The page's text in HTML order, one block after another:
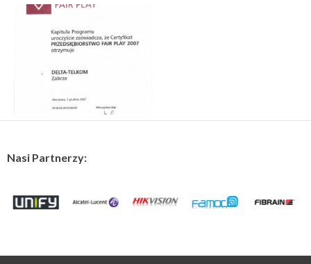
Nasi Partnerzy: